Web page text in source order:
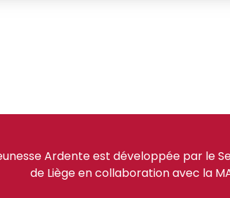
Ardente est développée par le
de Liège en collaboration avec la